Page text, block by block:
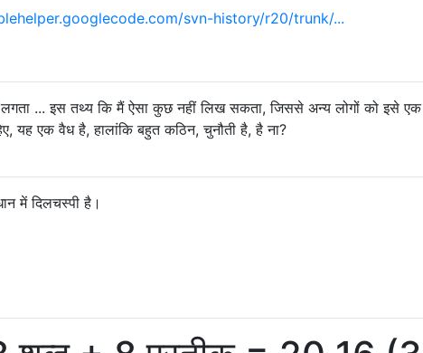
svn-history/r20/trunk/...
... इस तथ्य कि मैं ऐसा कुछ नहीं लिख सकता, जिससे अन्य लोगों को इसे एक
यह एक वैध है, हालांकि बहुत कठिन, चुनौती है, है ना?
में दिलचस्पी है।